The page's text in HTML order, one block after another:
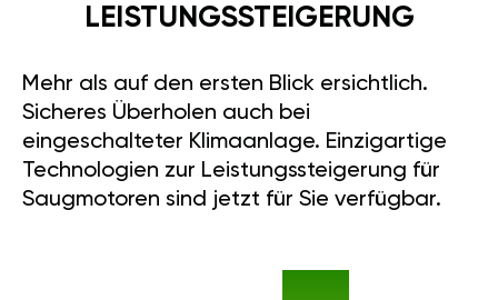
LEISTUNGSSTEIGERUNG
Mehr als auf den ersten Blick ersichtlich.
Sicheres Überholen auch bei
eingeschalteter Klimaanlage. Einzigartige
Technologien zur Leistungssteigerung für
Saugmotoren sind jetzt für Sie verfügbar.